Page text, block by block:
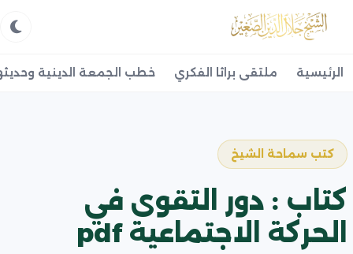
الرئيسية ملتقى براثا الفكري خطب الجمعة الدينية
كتب سماحة الشيخ
كتاب : دور التقوى في
الحركة الاجتماعية pdf